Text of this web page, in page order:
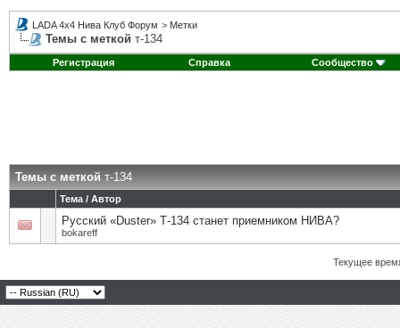
LADA 4x4 Нива Клуб Форум > Метки
Темы с меткой т-134
Регистрация Справка Сообщество
Темы с меткойт-134
Тема / Автор
Русский «Duster» Т-134 станет приемником НИВА?
bokareff
Текущее